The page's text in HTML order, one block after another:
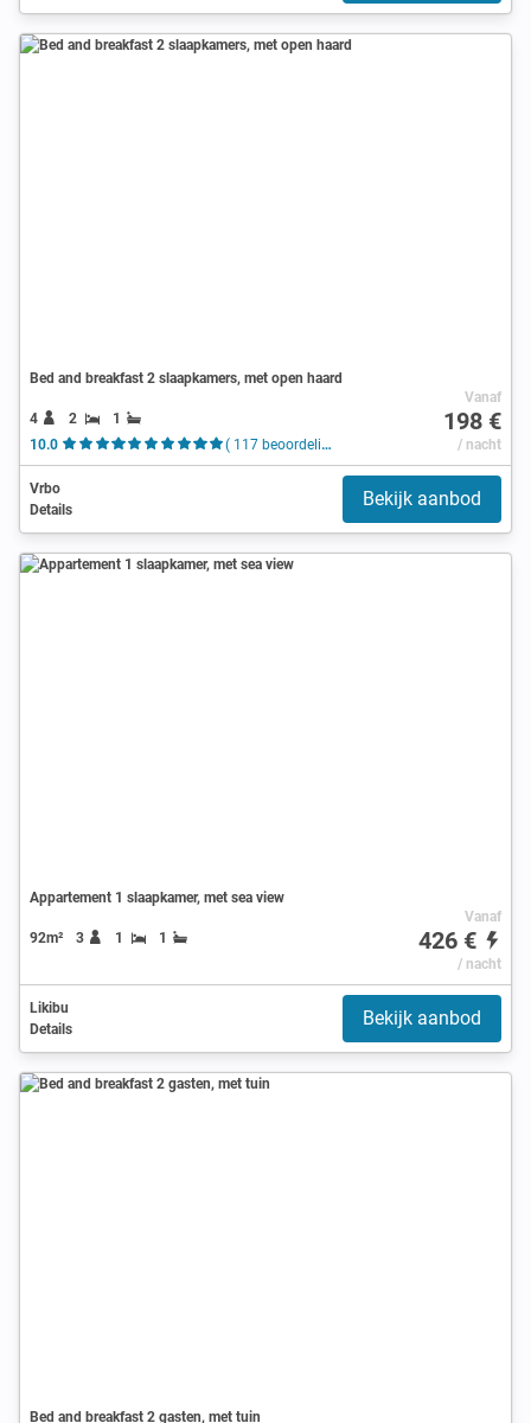
Bed and breakfast 2 slaapkamers, met open haard
4 2
1
10.0
( 117 beoordelingen )
Vanaf
198 €
/ nacht
Vrbo
Details
Bekijk aanbod
Appartement 1 slaapkamer, met sea view
92m² 3 1 1
Vanaf
426 €
/ nacht
Likibu
Details
Bekijk aanbod
Bed and breakfast 2 gasten, met tuin